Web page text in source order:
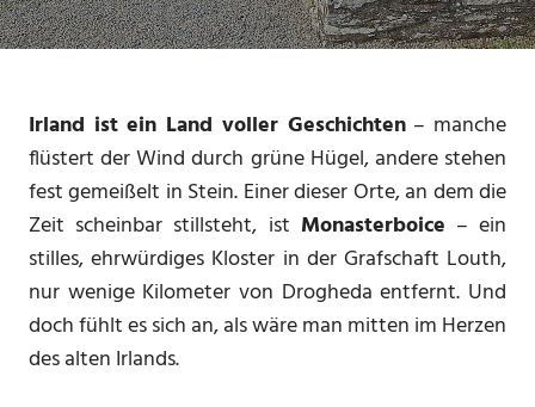
Irland ist ein Land voller Geschichten– manche
flüstert der Wind durch grüne Hügel, andere stehen
fest gemeißelt in Stein. Einer dieser Orte, an dem die
Zeit scheinbar stillsteht, ist Monasterboice – ein
stilles, ehrwürdiges Kloster in der Grafschaft Louth,
nur wenige Kilometer von Drogheda entfernt. Und
doch fühlt es sich an, als wäre man mitten im Herzen
des alten Irlands.